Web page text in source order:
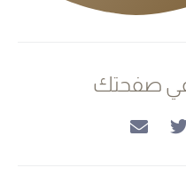
في صفحتك